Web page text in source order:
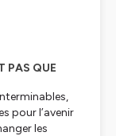
PAS QUE
pour l’avenir
les